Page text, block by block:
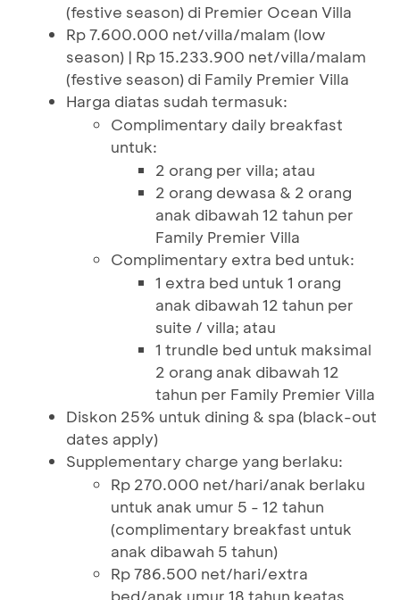
(festive season) di Premier Ocean Villa
Rp 7.600.000 net/villa/malam (low
season) | Rp 15.233.900 net/villa/malam
(festive season) di Family Premier Villa
Harga diatas sudah termasuk:
Complimentary daily breakfast
untuk:
2 orang per villa; atau
2 orang dewasa & 2 orang
anak dibawah 12 tahun per
Family Premier Villa
Complimentary extra bed untuk:
1 extra bed untuk 1 orang
anak dibawah 12 tahun per
suite / villa; atau
1 trundle bed untuk maksimal
2 orang anak dibawah 12
tahun per Family Premier Villa
Diskon 25% untuk dining & spa (black-out
dates apply)
Supplementary charge yang berlaku:
Rp 270.000 net/hari/anak berlaku
untuk anak umur 5 - 12 tahun
(complimentary breakfast untuk
anak dibawah 5 tahun)
Rp 786.500 net/hari/extra
bed/anak umur 18 tahun keatas